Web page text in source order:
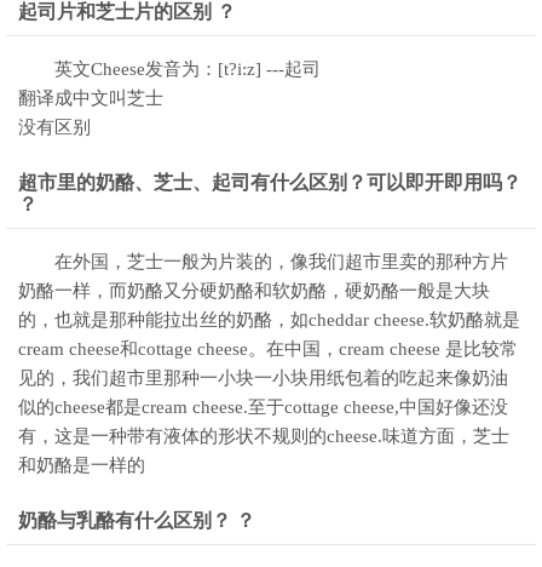
起司片和芝士片的区别 ？
英文Cheese发音为：[t?i:z] ---起司
翻译成中文叫芝士
没有区别
超市里的奶酪、芝士、起司有什么区别？可以即开即用吗？
？
在外国，芝士一般为片装的，像我们超市里卖的那种方片
奶酪一样，而奶酪又分硬奶酪和软奶酪，硬奶酪一般是大块
的，也就是那种能拉出丝的奶酪，如cheddar cheese.软奶酪就是
cream cheese和cottage cheese。在中国，cream cheese 是比较常
见的，我们超市里那种一小块一小块用纸包着的吃起来像奶油
似的cheese都是cream cheese.至于cottage cheese,中国好像还没
有，这是一种带有液体的形状不规则的cheese.味道方面，芝士
和奶酪是一样的
奶酪与乳酪有什么区别？ ？